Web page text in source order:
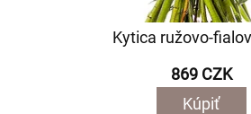
Kytica ružovo-
869 CZK
Kúpiť